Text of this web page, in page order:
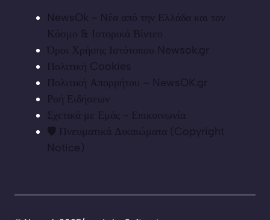
NewsOk - Νέα από την Ελλάδα και τον
Κόσμο & Ιστορικά Βίντεο
Όροι Χρήσης Ιστότοπου Newsok.gr
Πολιτική Cookies
Πολιτική Απορρήτου – NewsOK.gr
Ροή Ειδήσεων
Σχετικά με Εμάς - Επικοινωνία
🛡️ Πνευματικά Δικαιώματα (Copyright
Notice)